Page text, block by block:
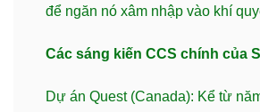
để ngăn nó xâm nhập vào khí
Các sáng kiến CCS chính của
Dự án Quest (Canada): Kể từ